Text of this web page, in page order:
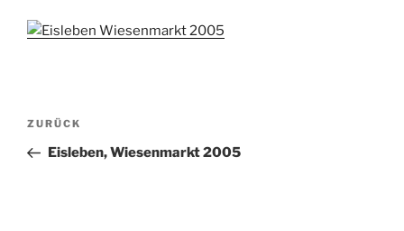
Beitragsnavigation
Vorheriger
Beitrag
ZURÜCK
Eisleben, Wiesenmarkt 2005